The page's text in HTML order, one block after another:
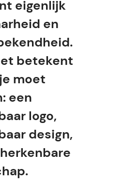
eigenlijk
en
betekent
moet
een
logo,
design,